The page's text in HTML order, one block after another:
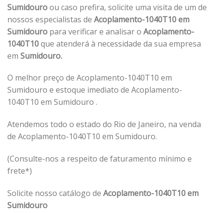
Sumidouroou caso prefira, solicite uma visita de um de
nossos especialistas de Acoplamento-1040T10 em
Sumidouro para verificar e analisar o Acoplamento-
1040T10que atenderá à necessidade da sua empresa
em Sumidouro.
O melhor preço de Acoplamento-1040T10 em
Sumidouro e estoque imediato de Acoplamento-
1040T10 em Sumidouro .
Atendemos todo o estado do Rio de Janeiro, na venda
de Acoplamento-1040T10 em Sumidouro.
(Consulte-nos a respeito de faturamento mínimo e
frete*)
Solicite nosso catálogo de Acoplamento-1040T10 em
Sumidouro